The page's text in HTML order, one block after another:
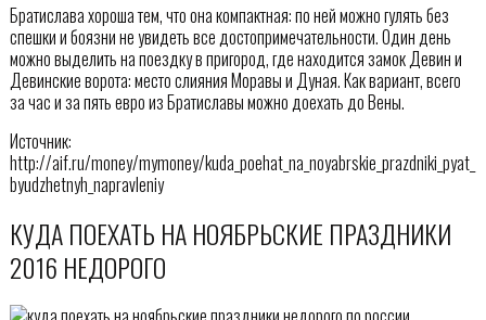
Братислава хороша тем, что она компактная: по ней можно гулять без
спешки и боязни не увидеть все достопримечательности. Один день
можно выделить на поездку в пригород, где находится замок Девин и
Девинские ворота: место слияния Моравы и Дуная. Как вариант, всего
за час и за пять евро из Братиславы можно доехать до Вены.
Источник:
http://aif.ru/money/mymoney/kuda_poehat_na_noyabrskie_prazdniki_pyat_
byudzhetnyh_napravleniy
КУДА ПОЕХАТЬ НА НОЯБРЬСКИЕ ПРАЗДНИКИ
2016 НЕДОРОГО